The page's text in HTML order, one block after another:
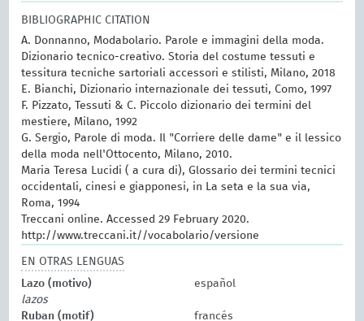
BIBLIOGRAPHIC CITATION
A. Donnanno, Modabolario. Parole e immagini della moda.
Dizionario tecnico-creativo. Storia del costume tessuti e
tessitura tecniche sartoriali accessori e stilisti, Milano, 2018
E. Bianchi, Dizionario internazionale dei tessuti, Como, 1997
F. Pizzato, Tessuti & C. Piccolo dizionario dei termini del
mestiere, Milano, 1992
G. Sergio, Parole di moda. Il "Corriere delle dame" e il lessico
della moda nell'Ottocento, Milano, 2010.
Maria Teresa Lucidi ( a cura di), Glossario dei termini tecnici
occidentali, cinesi e giapponesi, in La seta e la sua via,
Roma, 1994
Treccani online. Accessed 29 February 2020.
http://www.treccani.it//vocabolario/versione
EN OTRAS LENGUAS
Lazo (motivo)
español
lazos
Ruban (motif)
francés